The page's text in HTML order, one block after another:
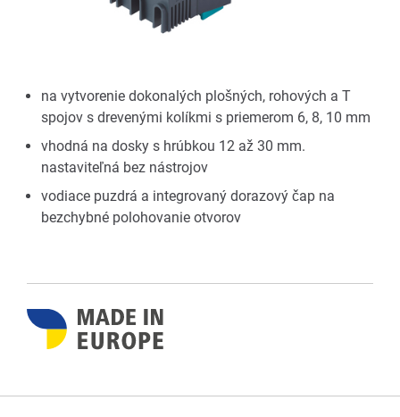
na vytvorenie dokonalých plošných, rohových a T
spojov s drevenými kolíkmi s priemerom 6, 8, 10 mm
vhodná na dosky s hrúbkou 12 až 30 mm.
nastaviteľná bez nástrojov
vodiace puzdrá a integrovaný dorazový čap na
bezchybné polohovanie otvorov